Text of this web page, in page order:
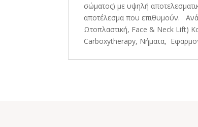
σώματος) με υψηλή
αποτέλεσμα που επιθυμούν.
Ωτοπλαστική, Face & Neck Lift)
Carboxytherapy, Νήματα,